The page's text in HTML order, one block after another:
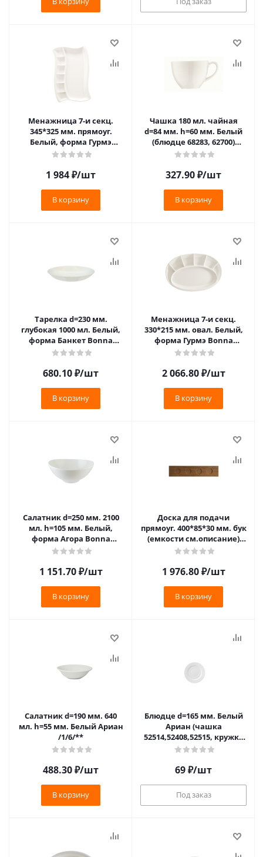
Менажница 7-и секц.
345*325 мм. прямоуг.
Белый, форма Гурмэ
Bonna /1/6/ **
1 984₽/шт
В корзину
Чашка 180 мл. чайная
d=84 мм. h=60 мм. Белый
(блюдце 68283, 62700)
Bonna /1/6/1056/
327.90₽/шт
В корзину
Тарелка d=230 мм.
глубокая 1000 мл. Белый,
форма Банкет Bonna
/1/6/558/
680.10₽/шт
В корзину
Менажница 7-и секц.
330*215 мм. овал. Белый,
форма Гурмэ Bonna
/1/6/162/
2 066.80₽/шт
В корзину
Салатник d=250 мм. 2100
мл. h=105 мм. Белый,
форма Агора Bonna
/1/3/162/
1 151.70₽/шт
В корзину
Доска для подачи
прямоуг. 400*85*30 мм. бук
(емкости см.описание)
Bonna /1/4/432/**
1 976.80₽/шт
В корзину
Салатник d=190 мм. 640
мл. h=55 мм. Белый Ариан
/1/6/**
488.30₽/шт
В корзину
Блюдце d=165 мм. Белый
Ариан (чашка
52514,52408,52515, кружка
52521) /1/12/**
69₽/шт
Под заказ